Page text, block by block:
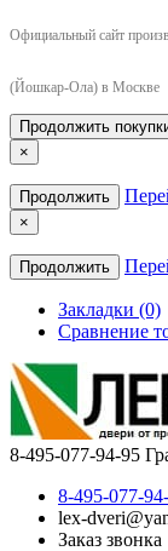
Официальный сайт
(Йошкар-Ола) в Москве
Продолжить
×
Продолжить
×
Продолжить
Закладки (0)
Сравнение
8-495-077-94-95
8-495-077-
lex-
Заказ звонка